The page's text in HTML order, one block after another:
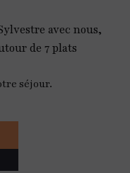
avec nous,
de 7 plats
séjour.